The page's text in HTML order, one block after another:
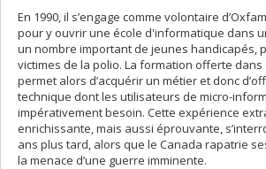
En 1990, il s’engage comme volontaire
pour y ouvrir une école d'informatique dans
un nombre important de jeunes handicapés,
victimes de la polio. La formation offerte
permet alors d’acquérir un métier et donc
technique dont les utilisateurs de micro-
impérativement besoin. Cette expérience
enrichissante, mais aussi éprouvante,
ans plus tard, alors que le Canada rapatrie
la menace d’une guerre imminente.